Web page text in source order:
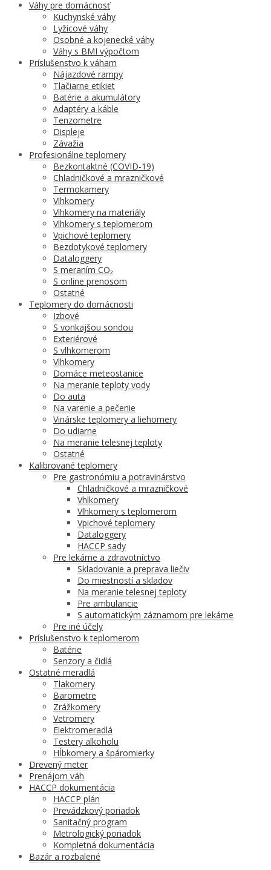
Váhy pre domácnosť
Kuchynské váhy
Lyžicové váhy
Osobné a kojenecké váhy
Váhy s BMI výpočtom
Príslušenstvo k váham
Nájazdové rampy
Tlačiarne etikiet
Batérie a akumulátory
Adaptéry a káble
Tenzometre
Displeje
Závažia
Profesionálne teplomery
Bezkontaktné (COVID-19)
Chladničkové a mrazničkové
Termokamery
Vlhkomery
Vlhkomery na materiály
Vlhkomery s teplomerom
Vpichové teplomery
Bezdotykové teplomery
Dataloggery
S meraním CO₂
S online prenosom
Ostatné
Teplomery do domácnosti
Izbové
S vonkajšou sondou
Exteriérové
S vlhkomerom
Vlhkomery
Domáce meteostanice
Na meranie teploty vody
Do auta
Na varenie a pečenie
Vinárske teplomery a liehomery
Do udiarne
Na meranie telesnej teploty
Ostatné
Kalibrované teplomery
Pre gastronómiu a potravinárstvo
Chladničkové a mrazničkové
Vhlkomery
Vlhkomery s teplomerom
Vpichové teplomery
Dataloggery
HACCP sady
Pre lekárne a zdravotníctvo
Skladovanie a preprava liečiv
Do miestností a skladov
Na meranie telesnej teploty
Pre ambulancie
S automatickým záznamom pre lekárne
Pre iné účely
Príslušenstvo k teplomerom
Batérie
Senzory a čidlá
Ostatné meradlá
Tlakomery
Barometre
Zrážkomery
Vetromery
Elektromeradlá
Testery alkoholu
Hĺbkomery a špáromierky
Drevený meter
Prenájom váh
HACCP dokumentácia
HACCP plán
Prevádzkový poriadok
Sanitačný program
Metrologický poriadok
Kompletná dokumentácia
Bazár a rozbalené